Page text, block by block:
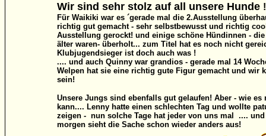
Wir sind sehr stolz auf all unsere Hunde !
Für Waikiki war es ´gerade mal die 2.Ausstellung
richtig gut gemacht - sehr selbstbewusst und richtig
Ausstellung gerockt! und einige schöne Hündinnen -
älter waren- überholt... zum Titel hat es noch nicht
Klubjugendsieger ist doch auch was !
.... und auch Quinny war grandios - gerade mal 14
Welpen hat sie eine richtig gute Figur gemacht und wir
sein!
Unsere Jungs sind ebenfalls gut gelaufen! Aber - wie es
kann.... Lenny hatte einen schlechten Tag und wollte
zeigen - nun solche Tage hat jeder von uns mal .... und
morgen sieht die Sache schon wieder anders aus!